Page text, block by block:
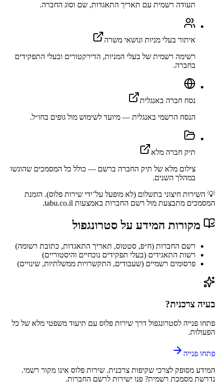
תעודה רשמית עם תאריך התאגדות, שם וסוג החברה.
איתור בעלי מניות ונושאי משרה
רשימה רשמית של בעלי המניות, הדירקטורים ובעלי התפקידים
בחברה.
נסח חברה באנגלית
הנסח הרשמי באנגלית — מיועד לשימוש מול גופים בחו״ל.
תיק חברה מלא
צילום מלא של תיק החברה ברשם — כולל כל המסמכים שהוגשו
במהלך השנים.
💡 השירות חיצוני בתשלום (לא מופעל על־ידי שירות פלוס). הזמנת
המסמכים מתבצעת מול רשם החברות באמצעות tabu.co.il.
מקורות המידע על סטרונגפול
רשם החברות (ח״פ, סטטוס, תאריך התאגדות, כתובת רשומה)
רשות התאגידים (בעלי תפקידים נוכחיים והיסטוריים)
פרסומים רשמיים (שעבודים, התקשרויות ממשלתיות, שינויים)
בעיה צרכנית?
פתחו פנייה לסטרונגפול דרך שירות פלוס עם תיעוד משפטי מלא של כל
הפעולות.
פתחו פנייה
המידע מסופק לצרכי שקיפות צרכנית. שירות פלוס אינו מקור רשמי.
נדרשת מסמכת רשמית? פנו ישירות לרשם החברות.